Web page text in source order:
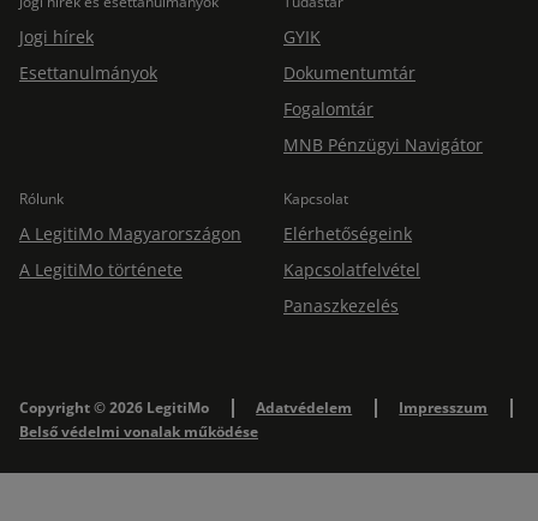
Jogi hírek
Esettanulmányok
GYIK
Dokumentumtár
Fogalomtár
MNB Pénzügyi Navigátor
Rólunk
A LegitiMo Magyarországon
A LegitiMo története
Kapcsolat
Elérhetőségeink
Kapcsolatfelvétel
Panaszkezelés
Copyright © 2026 LegitiMo Adatvédelem
Impresszum
Belső védelmi vonalak működése